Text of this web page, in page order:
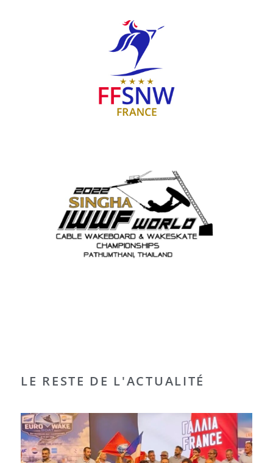
LE RESTE DE L'ACTUALITÉ